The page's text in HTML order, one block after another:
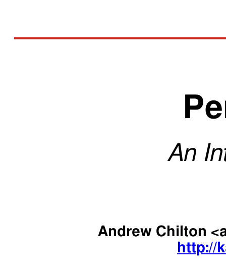
An
Andrew Chilton
http://